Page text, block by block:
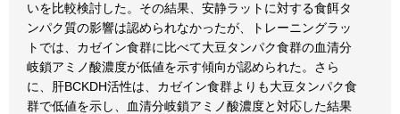
いを比較検討した。その結果、安静ラットに対する食餌タ
ンパク質の影響は認められなかったが、トレーニングラッ
トでは、カゼイン食群に比べて大豆タンパク食群の血清分
岐鎖アミノ酸濃度が低値を示す傾向が認められた。さら
に、肝BCKDH活性は、カゼイン食群よりも大豆タンパク食
群で低値を示し、血清分岐鎖アミノ酸濃度と対応した結果